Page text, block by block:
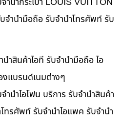
จำนำมือถือ รับจำนำโทรศัพท์ รับ
ำสินค้าไอที รับจำนำมือถือ ไอ
งแบรนด์เนมต่างๆ
นำไอโฟน บริการ รับจำนำสินค้า
ทรศัพท์ รับจำนำไอแพค รับจำนำ